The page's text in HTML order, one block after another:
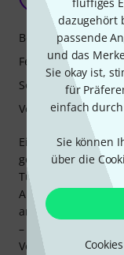
dazugehört
passende
und das
Sie okay ist,
für
einfach durch
Sie können
über die
Ein großartiger FM/
genau das tut, was
Tuner ist sehr
Anleitungen lese,
angeschlossen und
– Ton – wurde
Vorteil dieses
Bedienung
Features
Sound
Verarbeitung